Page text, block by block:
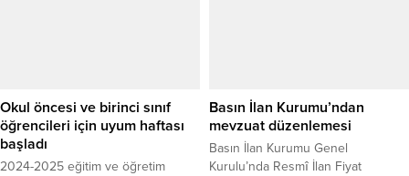
şehitlerimiz, mazlum kardeşlerimiz
ve zulüm altındaki Müslümanlar...
Okul öncesi ve birinci sınıf
öğrencileri için uyum haftası
başladı
2024-2025 eğitim ve öğretim
Basın İlan Kurumu’ndan
mevzuat düzenlemesi
Basın İlan Kurumu Genel
Kurulu’nda Resmî İlan Fiyat